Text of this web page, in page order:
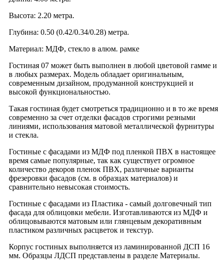
Высота: 2.20 метра.
Глубина: 0.50 (0.42/0.34/0.28) метра.
Материал: МДФ, стекло в алюм. рамке
Гостиная 07 может быть выполнен в любой цветовой гамме и
в любых размерах. Модель обладает оригинальным,
современным дизайном, продуманной конструкцией и
высокой функциональностью.
Такая гостиная будет смотреться традиционно и в то же время
современно за счет отделки фасадов строгими резными
линиями, использования матовой металлической фурнитуры
и стекла.
Гостиные с фасадами из МДФ под пленкой ПВХ в настоящее
время самые популярные, так как существует огромное
количество декоров пленок ПВХ, различные варианты
фрезеровки фасадов (см. в образцах материалов) и
сравнительно невысокая стоимость.
Гостиные с фасадами из Пластика - самый долговечный тип
фасада для облицовки мебели. Изготавливаются из МДФ и
облицовываются матовым или глянцевым декоративным
пластиком различных расцветок и текстур.
Корпус гостиных выполняется из ламинированной ДСП 16
мм. Образцы ЛДСП представлены в разделе Материалы.